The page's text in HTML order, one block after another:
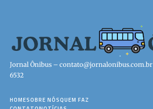
Jornal Ônibus – contato@jornalonibus.com.br
6532
HOMESOBRE NÓSQUEM FAZ